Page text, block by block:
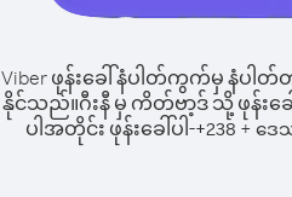
Viber ဖုန်းခေါ်နံပါတ်ကွက်မှ နံပါတ်
နိုင်သည်။ဂီးနီ မှ ကိတ်ဗာ့ဒ် သို့ ဖုန်း
ပါအတိုင်း ဖုန်းခေါ်ပါ-+238 + ဒေ